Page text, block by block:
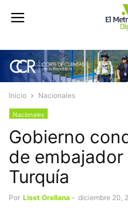
Inicio Nacionales
Nacionales
Gobierno
de embajador
Turquía
Por Liset Orellana - diciembre 20,